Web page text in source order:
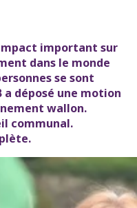
important sur
dans le monde
se sont
a déposé une motion
wallon.
communal.